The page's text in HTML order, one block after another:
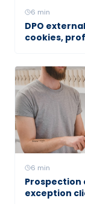
6 min
DPO
cookies,
6 min
Prospection
exception